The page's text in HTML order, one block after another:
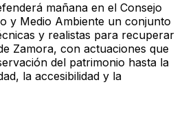
mañana en el Consejo
y Medio Ambiente un conjunto
y realistas para recuperar
Zamora, con actuaciones que
del patrimonio hasta la
la accesibilidad y la